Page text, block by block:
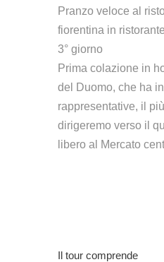
Pranzo veloce al
fiorentina in
3° giorno
Prima colazione in
del Duomo, che ha
rappresentative, il
dirigeremo verso il
libero al Mercato
Il tour comprende